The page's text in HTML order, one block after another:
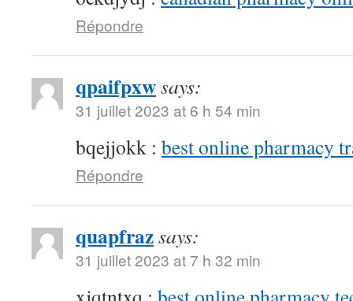
Répondre
qpaifpxwsays:
31 juillet 2023 at 6 h 54 min
bqejjokk : best online pharmacy
Répondre
quapfrazsays:
31 juillet 2023 at 7 h 32 min